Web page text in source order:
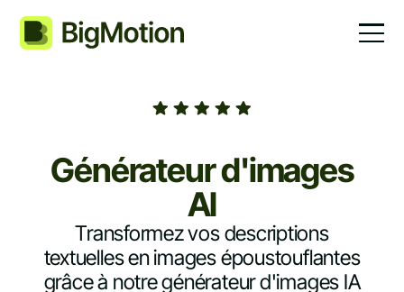
Générateur d'images
AI
Transformez vos descriptions
textuelles en images époustouflantes
grâce à notre générateur d'images IA